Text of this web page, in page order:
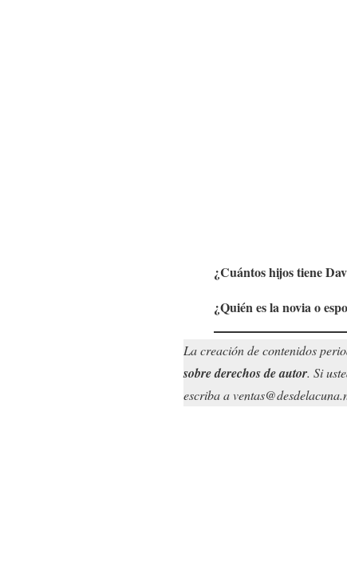
¿Cuántos hijos tiene
¿Quién es la novia o
La creación de contenidos
sobre derechos de autor. Si
escriba a